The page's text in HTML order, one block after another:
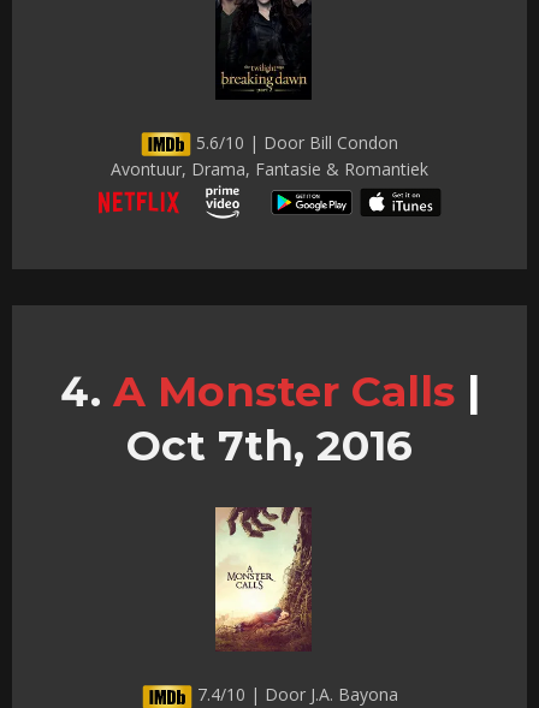
5.6/10 | Door Bill Condon
Avontuur, Drama, Fantasie & Romantiek
A Monster Calls |
Oct 7th, 2016
7.4/10 | Door J.A. Bayona